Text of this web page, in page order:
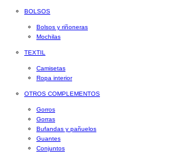
BOLSOS
Bolsos y riñoneras
Mochilas
TEXTIL
Camisetas
Ropa interior
OTROS COMPLEMENTOS
Gorros
Gorras
Bufandas y pañuelos
Guantes
Conjuntos